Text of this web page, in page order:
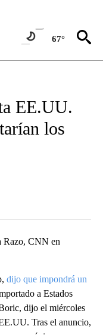
67°
EE.UU.
los
Razo, CNN en
dijo que impondrá un
a Estados
dijo el miércoles
Tras el anuncio,